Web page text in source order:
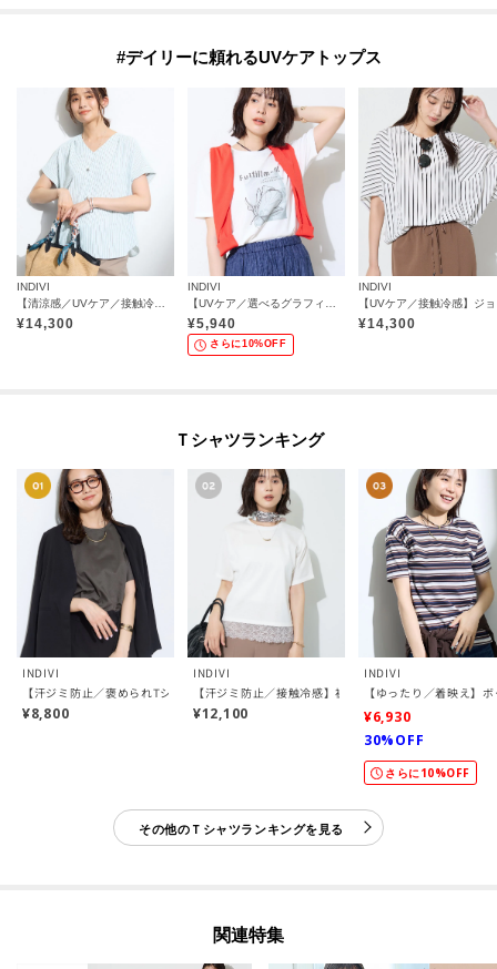
#デイリーに頼れるUVケアトップス
INDIVI
【清涼感／UVケア／接触冷感】Vネックストライプブラウス
¥14,300
INDIVI
【UVケア／選べるグラフィック】スムースジャージTシャツ
¥5,940
さらに10%OFF
INDIVI
¥14,300
Ｔシャツランキング
INDIVI
【汗ジミ防止／褒められTシャツ】上品カジュアル！ドルマンTシャツ
¥8,800
INDIVI
【汗ジミ防止／接触冷感】裾レースドルマンTシャツ
¥12,100
INDIVI
【ゆったり／着映え】
¥6,930
30%OFF
さらに10%OFF
その他のＴシャツランキングを見る
関連特集